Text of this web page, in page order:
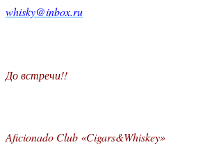
whisky@inbox.ru
До встречи!!
Aficionado Club «Cigars&Whiskey»